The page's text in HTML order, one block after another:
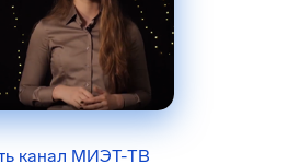
канал МИЭТ-ТВ